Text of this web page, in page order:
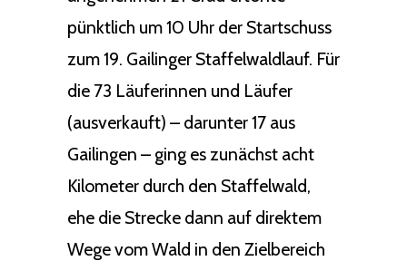
pünktlich um 10 Uhr der Startschuss
zum 19. Gailinger Staffelwaldlauf. Für
die 73 Läuferinnen und Läufer
(ausverkauft) – darunter 17 aus
Gailingen – ging es zunächst acht
Kilometer durch den Staffelwald,
ehe die Strecke dann auf direktem
Wege vom Wald in den Zielbereich